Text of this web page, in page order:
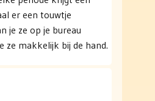
er een touwtje
je ze op je bureau
ze makkelijk bij de hand.